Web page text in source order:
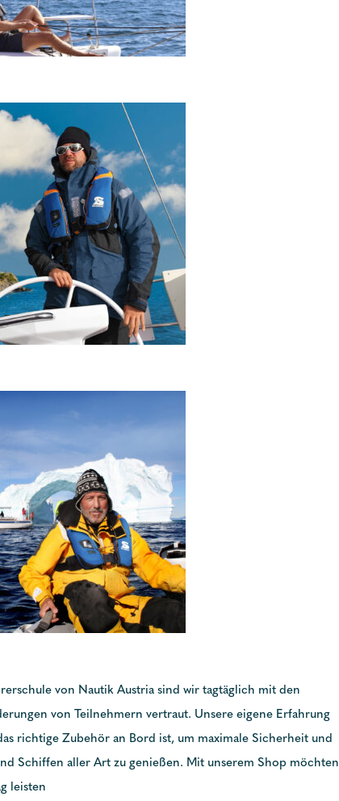
von Nautik Austria sind wir tagtäglich mit den
von Teilnehmern vertraut. Unsere eigene Erfahrung
richtige Zubehör an Bord ist, um maximale Sicherheit und
Schiffen aller Art zu genießen. Mit unserem Shop möchten
leisten